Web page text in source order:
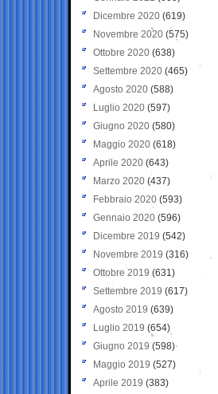
Dicembre 2020 (619)
Novembre 2020 (575)
Ottobre 2020 (638)
Settembre 2020(465)
Agosto 2020 (588)
Luglio 2020 (597)
Giugno 2020 (580)
Maggio 2020 (618)
Aprile 2020 (643)
Marzo 2020 (437)
Febbraio 2020 (593)
Gennaio 2020 (596)
Dicembre 2019 (542)
Novembre 2019 (316)
Ottobre 2019 (631)
Settembre 2019 (617)
Agosto 2019 (639)
Luglio 2019 (654)
Giugno 2019 (598)
Maggio 2019 (527)
Aprile 2019 (383)